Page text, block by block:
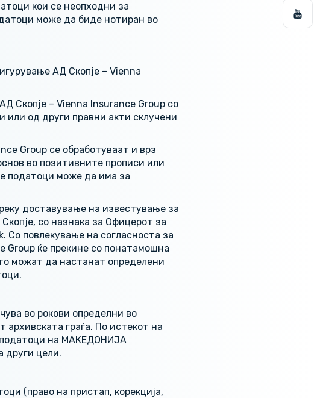
кои се неопходни за
може да биде нотиран во
АД Скопје – Vienna
Скопје – Vienna Insurance Group со
или од други правни акти склучени
Group се обработуваат и врз
во позитивните прописи или
податоци може да има за
доставување на известување за
со назнака за Офицерот за
Со повлекување на согласноста за
ќе прекине со понатамошна
можат да настанат определени
во рокови определни во
граѓа. По истекот на
на МАКЕДОНИЈА
други цели.
(право на пристап, корекција,